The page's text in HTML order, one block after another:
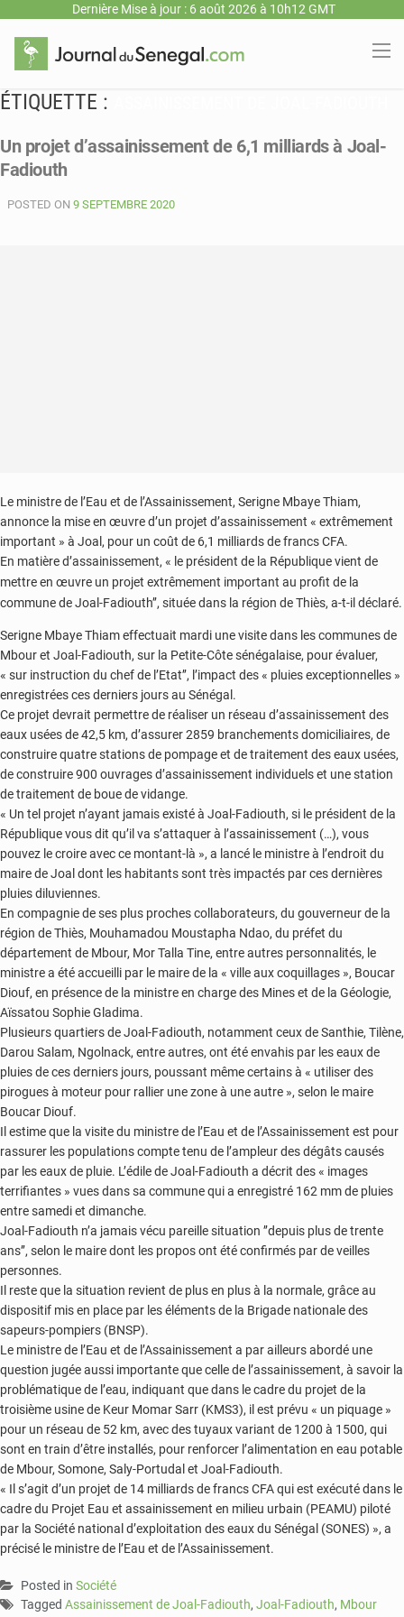
Dernière Mise à jour : 6 août 2026 à 10h12 GMT
ÉTIQUETTE :
Un projet d’assainissement de 6,1 milliards à Joal-
Fadiouth
POSTED ON 9 SEPTEMBRE 2020
Le ministre de l’Eau et de l’Assainissement, Serigne Mbaye Thiam,
annonce la mise en œuvre d’un projet d’assainissement « extrêmement
important » à Joal, pour un coût de 6,1 milliards de francs CFA.
En matière d’assainissement, « le président de la République vient de
mettre en œuvre un projet extrêmement important au profit de la
commune de Joal-Fadiouth’’, située dans la région de Thiès, a-t-il déclaré.
Serigne Mbaye Thiam effectuait mardi une visite dans les communes de
Mbour et Joal-Fadiouth, sur la Petite-Côte sénégalaise, pour évaluer,
« sur instruction du chef de l’Etat’’, l’impact des « pluies exceptionnelles »
enregistrées ces derniers jours au Sénégal.
Ce projet devrait permettre de réaliser un réseau d’assainissement des
eaux usées de 42,5 km, d’assurer 2859 branchements domiciliaires, de
construire quatre stations de pompage et de traitement des eaux usées,
de construire 900 ouvrages d’assainissement individuels et une station
de traitement de boue de vidange.
« Un tel projet n’ayant jamais existé à Joal-Fadiouth, si le président de la
République vous dit qu’il va s’attaquer à l’assainissement (…), vous
pouvez le croire avec ce montant-là », a lancé le ministre à l’endroit du
maire de Joal dont les habitants sont très impactés par ces dernières
pluies diluviennes.
En compagnie de ses plus proches collaborateurs, du gouverneur de la
région de Thiès, Mouhamadou Moustapha Ndao, du préfet du
département de Mbour, Mor Talla Tine, entre autres personnalités, le
ministre a été accueilli par le maire de la « ville aux coquillages », Boucar
Diouf, en présence de la ministre en charge des Mines et de la Géologie,
Aïssatou Sophie Gladima.
Plusieurs quartiers de Joal-Fadiouth, notamment ceux de Santhie, Tilène,
Darou Salam, Ngolnack, entre autres, ont été envahis par les eaux de
pluies de ces derniers jours, poussant même certains à « utiliser des
pirogues à moteur pour rallier une zone à une autre », selon le maire
Boucar Diouf.
Il estime que la visite du ministre de l’Eau et de l’Assainissement est pour
rassurer les populations compte tenu de l’ampleur des dégâts causés
par les eaux de pluie. L’édile de Joal-Fadiouth a décrit des « images
terrifiantes » vues dans sa commune qui a enregistré 162 mm de pluies
entre samedi et dimanche.
Joal-Fadiouth n’a jamais vécu pareille situation ’’depuis plus de trente
ans’’, selon le maire dont les propos ont été confirmés par de veilles
personnes.
Il reste que la situation revient de plus en plus à la normale, grâce au
dispositif mis en place par les éléments de la Brigade nationale des
sapeurs-pompiers (BNSP).
Le ministre de l’Eau et de l’Assainissement a par ailleurs abordé une
question jugée aussi importante que celle de l’assainissement, à savoir la
problématique de l’eau, indiquant que dans le cadre du projet de la
troisième usine de Keur Momar Sarr (KMS3), il est prévu « un piquage »
pour un réseau de 52 km, avec des tuyaux variant de 1200 à 1500, qui
sont en train d’être installés, pour renforcer l’alimentation en eau potable
de Mbour, Somone, Saly-Portudal et Joal-Fadiouth.
« Il s’agit d’un projet de 14 milliards de francs CFA qui est exécuté dans le
cadre du Projet Eau et assainissement en milieu urbain (PEAMU) piloté
par la Société national d’exploitation des eaux du Sénégal (SONES) », a
précisé le ministre de l’Eau et de l’Assainissement.
Posted in Société
Tagged Assainissement de Joal-Fadiouth, Joal-Fadiouth, Mbour